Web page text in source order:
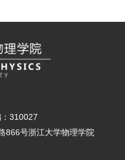
：310027
866号浙江大学物理学院